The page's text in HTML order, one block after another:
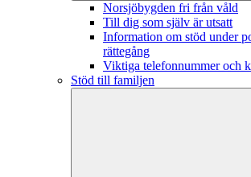
Norsjöbygden fri från våld
Till dig som själv är utsatt
Information om stöd under
rättegång
Viktiga telefonnummer och
Stöd till familjen